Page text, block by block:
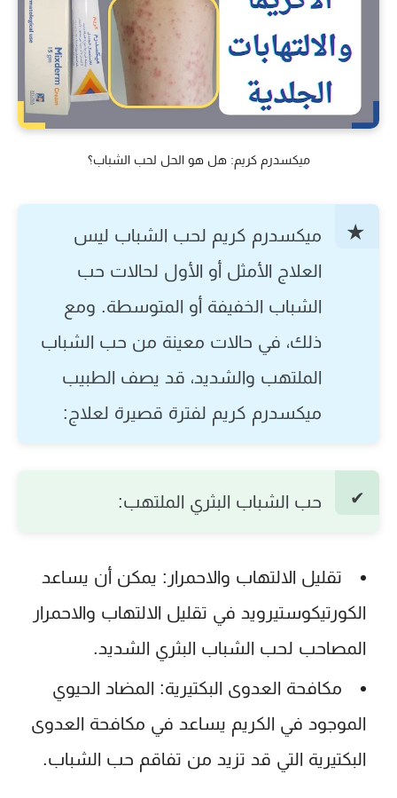
ميكسدرم كريم: هل هو الحل لحب الشباب؟
ميكسدرم كريم لحب الشباب ليس
العلاج الأمثل أو الأول لحالات حب
الشباب الخفيفة أو المتوسطة. ومع
ذلك، في حالات معينة من حب الشباب
الملتهب والشديد، قد يصف الطبيب
ميكسدرم كريم لفترة قصيرة لعلاج:
حب الشباب البثري الملتهب:
تقليل الالتهاب والاحمرار: يمكن أن يساعد
الكورتيكوستيرويد في تقليل الالتهاب والاحمرار
المصاحب لحب الشباب البثري الشديد.
مكافحة العدوى البكتيرية: المضاد الحيوي
الموجود في الكريم يساعد في مكافحة العدوى
البكتيرية التي قد تزيد من تفاقم حب الشباب.